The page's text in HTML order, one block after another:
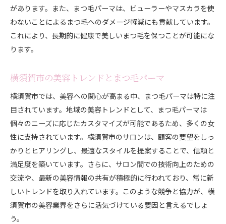
最適なパーマデザインの選び方
まつ毛の状態に合わせた施術選定
横須賀市のサロンでのおすすめ施術方法
横須賀市のおすすめまつ毛パーマサロン徹底紹介
リピーターが多い理由を探る
施術体験者のリアルな声
安心して通えるサロンの選び方
横須賀市で人気のサロンの共通点
高技術なまつ毛パーマで魅力を最大限に引き出す方法
施術者の技術力が決め手
があります。また、まつ毛パーマは、ビューラーやマスカラを使
わないことによるまつ毛へのダメージ軽減にも貢献しています。
これにより、長期的に健康で美しいまつ毛を保つことが可能にな
ります。
横須賀市の美容トレンドとまつ毛パーマ
横須賀市では、美容への関心が高まる中、まつ毛パーマは特に注
目されています。地域の美容トレンドとして、まつ毛パーマは
個々のニーズに応じたカスタマイズが可能であるため、多くの女
性に支持されています。横須賀市のサロンは、顧客の要望をしっ
かりとヒアリングし、最適なスタイルを提案することで、信頼と
満足度を築いています。さらに、サロン間での技術向上のための
交流や、最新の美容情報の共有が積極的に行われており、常に新
しいトレンドを取り入れています。このような競争と協力が、横
須賀市の美容業界をさらに活気づけている要因と言えるでしょ
う。